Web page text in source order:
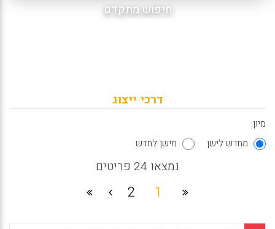
חיפוש מתקדם
דרכי ייצוג
מיון:
מחדש לישן
מישן לחדש
נמצאו 24 פריטים
1
2